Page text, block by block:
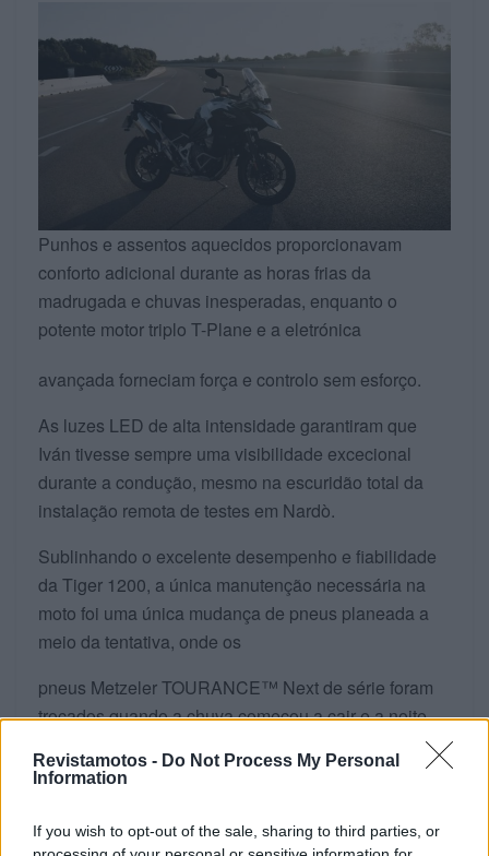
Revistamotos - Do Not Process My Personal
Information
If you wish to opt-out of the sale, sharing to third parties, or
Punhos e assentos aquecidos proporcionavam
conforto adicional durante as horas frias da
madrugada e chuvas inesperadas, enquanto o
potente motor triplo T-Plane e a eletrónica
avançada forneciam força e controlo sem esforço.
As luzes LED de alta intensidade garantiram que
Iván tivesse sempre uma visibilidade excecional
durante a condução, mesmo na escuridão total da
instalação remota de testes em Nardò.
Sublinhando o excelente desempenho e fiabilidade
da Tiger 1200, a única manutenção necessária na
moto foi uma única mudança de pneus planeada a
meio da tentativa, onde os
pneus Metzeler TOURANCE™ Next de série foram
trocados quando a chuva começou a cair e a noite